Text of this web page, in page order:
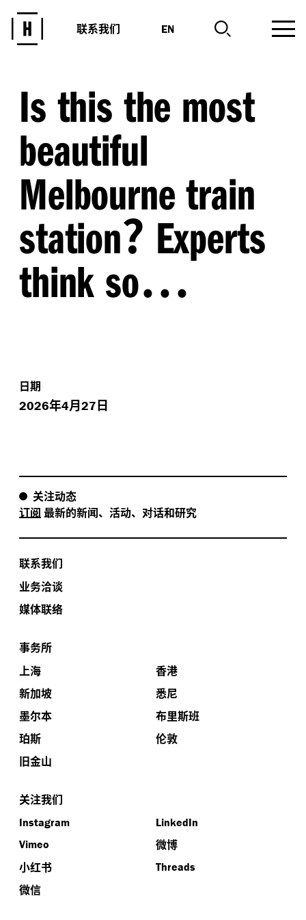
联系我们 EN
Is this the most
beautiful
Melbourne train
station? Experts
think so…
日期
2026年4月27日
关注动态
订阅 最新的新闻、活动、对话和研究
联系我们
业务洽谈
媒体联络
事务所
上海
香港
新加坡
悉尼
墨尔本
布里斯班
珀斯
伦敦
旧金山
关注我们
Instagram
LinkedIn
Vimeo
微博
小红书
Threads
微信